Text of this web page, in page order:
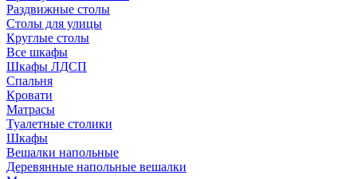
Раздвижные столы
Столы для улицы
Круглые столы
Все шкафы
Шкафы ЛДСП
Спальня
Кровати
Матрасы
Туалетные столики
Шкафы
Вешалки напольные
Деревянные напольные вешалки